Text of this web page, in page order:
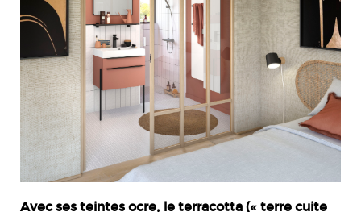
Avec ses teintes ocre, le terracotta (« terre cuite